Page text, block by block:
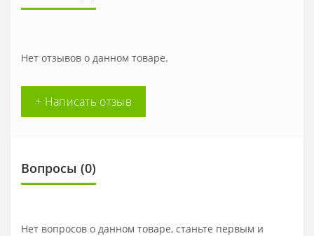
Нет отзывов о данном товаре.
+ Написать отзыв
Вопросы (0)
Нет вопросов о данном товаре, станьте первым и